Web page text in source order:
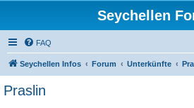
Seychellen
FAQ
Seychellen Infos Forum Unterkünfte
Praslin